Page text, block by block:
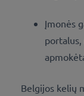
Įmonės
portalus,
Belgijos kelių